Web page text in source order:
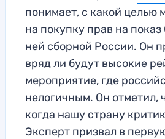
понимает, с какой целью
на покупку прав на
ней сборной России. Он
вряд ли будут высокие
мероприятие, где
нелогичным. Он отметил,
когда нашу страну
Эксперт призвал в